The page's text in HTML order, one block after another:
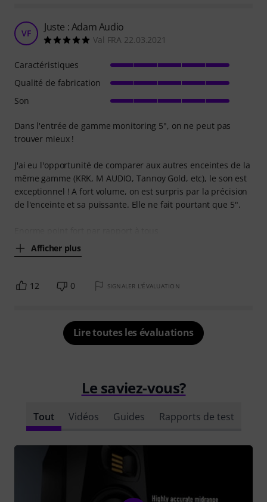
VF Juste : Adam Audio
Val FRA 22.03.2021
Dans l'entrée de gamme monitoring 5", on ne peut pas
trouver mieux !
J'ai eu l'opportunité de comparer aux autres enceintes de la
même gamme (KRK, M AUDIO, Tannoy Gold, etc), le son est
exceptionnel ! A fort volume, on est surpris par la précision
de l'enceinte et sa puissante. Elle ne fait pourtant que 5".
Afficher plus
Caractéristiques
Qualité de fabrication
Son
12 0 SIGNALER L'ÉVALUATION
Lire toutes les évaluations
Le saviez-vous?
Tout Vidéos Guides Rapports de test